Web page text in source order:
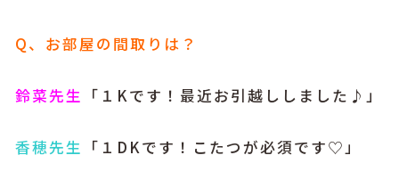
Q、お部屋の間取りは？
鈴菜先生 「１Kです！最近お引越ししました♪」
香穂先生 「１DKです！こたつが必須です♡」